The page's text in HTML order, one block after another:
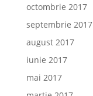
octombrie 2017
septembrie 2017
august 2017
iunie 2017
mai 2017